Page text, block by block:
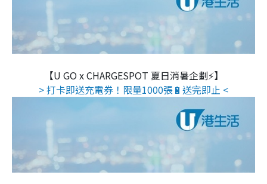
【U GO x CHARGESPOT 夏日消暑企劃⚡】
> 打卡即送充電券！限量1000張🔋送完即止 <